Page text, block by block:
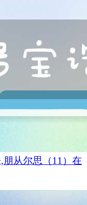
从尔思（11）在